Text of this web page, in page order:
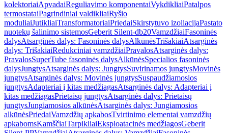
kolektoriaiApvadaiReguliavimo komponentaiVykdikliaiPatalpos
termostataiPagrindiniai valdikliaiRyšio
moduliaiJutikliaiTransformatoriaiPriedaiSkirstytuvo izoliacijaPastato
nuotekų šalinimo sistemosGeberit Silent-db20VamzdžiaiFasoninės
dalysAtsarginės dalys: Fasoninės dalysAlkūnėsTrišakiaiAtsarginės
dalys: TrišakiaiRedukciniai vamzdžiaiPravalosAtsarginės dalys:
PravalosSuperTube fasoninės dalysAlkūnėsSpecialios fasoninės
dalysJungtysAtsarginės dalys: JungtysSuvirinamos jungtysMovinės
jungtysAtsarginės dalys: Movinės jungtysSuspaudžiamosios
jungtysAdapteriai į kitas medžiagasAtsarginės dalys: Adapteriai į
kitas medžiagasPrietaisų jungtysAtsarginės dalys: Prietaisų
jungtysJungiamosios alkūnėsAtsarginės dalys: Jungiamosios
alkūnėsPriedaiVamzdžių apkabosTvirtinimo elementai vamzdžių
apkabomsKamščiaiTarpikliaiEksploatacinės medžiagosGeberit